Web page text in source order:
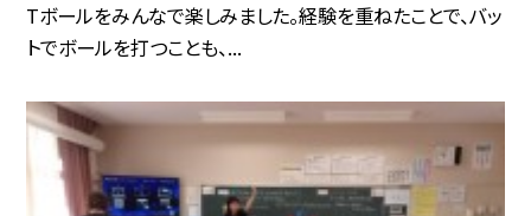
Tボールをみんなで楽しみました。経験を重ねたことで、バッ
トでボールを打つことも、...